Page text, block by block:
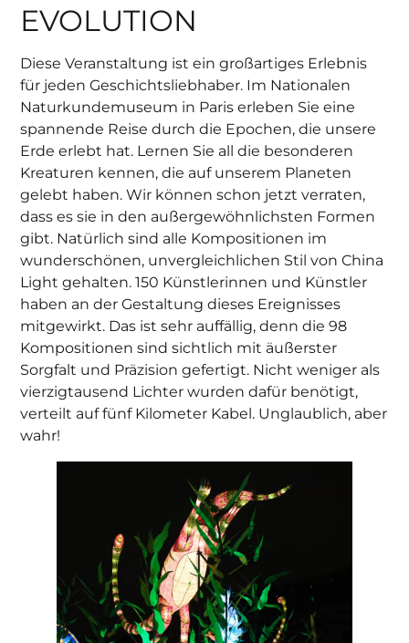
EVOLUTION
Diese Veranstaltung ist ein großartiges Erlebnis
für jeden Geschichtsliebhaber. Im Nationalen
Naturkundemuseum in Paris erleben Sie eine
spannende Reise durch die Epochen, die unsere
Erde erlebt hat. Lernen Sie all die besonderen
Kreaturen kennen, die auf unserem Planeten
gelebt haben. Wir können schon jetzt verraten,
dass es sie in den außergewöhnlichsten Formen
gibt. Natürlich sind alle Kompositionen im
wunderschönen, unvergleichlichen Stil von China
Light gehalten. 150 Künstlerinnen und Künstler
haben an der Gestaltung dieses Ereignisses
mitgewirkt. Das ist sehr auffällig, denn die 98
Kompositionen sind sichtlich mit äußerster
Sorgfalt und Präzision gefertigt. Nicht weniger als
vierzigtausend Lichter wurden dafür benötigt,
verteilt auf fünf Kilometer Kabel. Unglaublich, aber
wahr!